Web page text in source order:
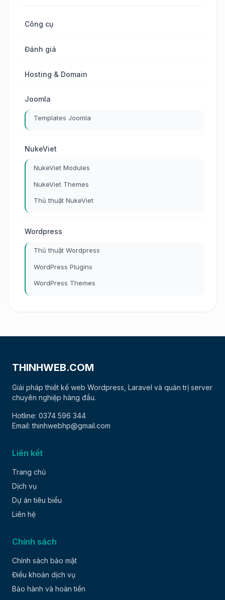
Công cụ
Đánh giá
Hosting & Domain
Joomla
Templates Joomla
NukeViet
NukeViet Modules
NukeViet Themes
Thủ thuật NukeViet
Wordpress
Thủ thuật Wordpress
WordPress Plugins
WordPress Themes
THINHWEB.COM
Giải pháp thiết kế web Wordpress, Laravel và quản trị server
chuyên nghiệp hàng đầu.
Hotline: 0374 596 344
Email: thinhwebhp@gmail.com
Liên kết
Trang chủ
Dịch vụ
Dự án tiêu biểu
Liên hệ
Chính sách
Chính sách bảo mật
Điều khoản dịch vụ
Bảo hành và hoàn tiền